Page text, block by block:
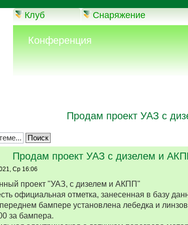
Клуб Снаряжение
Конференция
Продам проект УАЗ с
Продам проект УАЗ с дизелем и
Ср 16:06
проект "УАЗ, с дизелем и АКПП"
официальная отметка, занесенная в базу
бампере установлена лебедка и
за бампера.